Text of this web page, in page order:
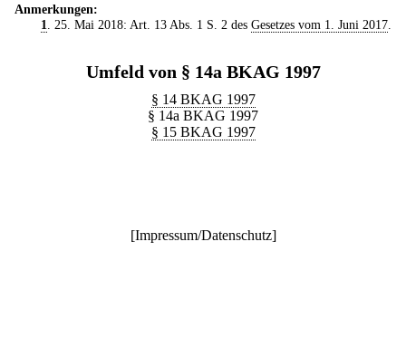
Anmerkungen:
1
. 25. Mai 2018: Art. 13 Abs. 1 S. 2 des Gesetzes vom 1. Juni 2017.
Umfeld von § 14a BKAG 1997
§ 14 BKAG 1997
§ 14a BKAG 1997
§ 15 BKAG 1997
[Impressum/Datenschutz]